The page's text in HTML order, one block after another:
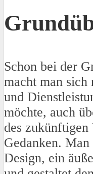
Schon bei der
macht man sich
und
möchte, auch
des zukünftigen
Gedanken.
Design, ein